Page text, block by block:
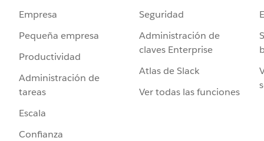
Empresa
Pequeña empresa
Productividad
Administración de
tareas
Escala
Confianza
Seguridad
Administración de
claves Enterprise
Atlas de Slack
Ver todas las funciones